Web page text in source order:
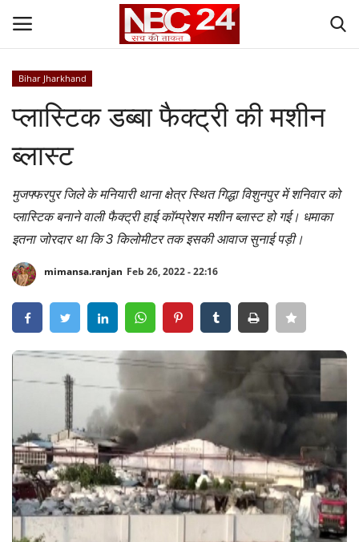
National
World
State
Politics
Crime
Entertainment
Business
Sports
Bihar Jharkhand
प्लास्टिक डब्बा फैक्ट्री की मशीन
ब्लास्ट
मुजफ्फरपुर जिले के मनियारी थाना क्षेत्र स्थित गिद्धा विशुनपुर में शनिवार को
प्लास्टिक बनाने वाली फैक्ट्री हाई कॉम्प्रेशर मशीन ब्लास्ट हो गई। धमाका
इतना जोरदार था कि 3 किलोमीटर तक इसकी आवाज सुनाई पड़ी।
mimansa.ranjan Feb 26, 2022 - 22:16